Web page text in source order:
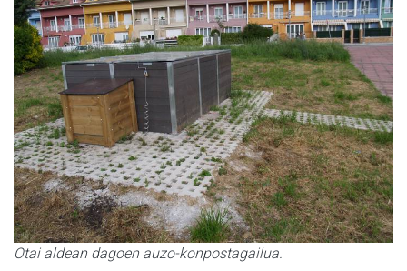
Otai aldean dagoen auzo-konpostagailua.